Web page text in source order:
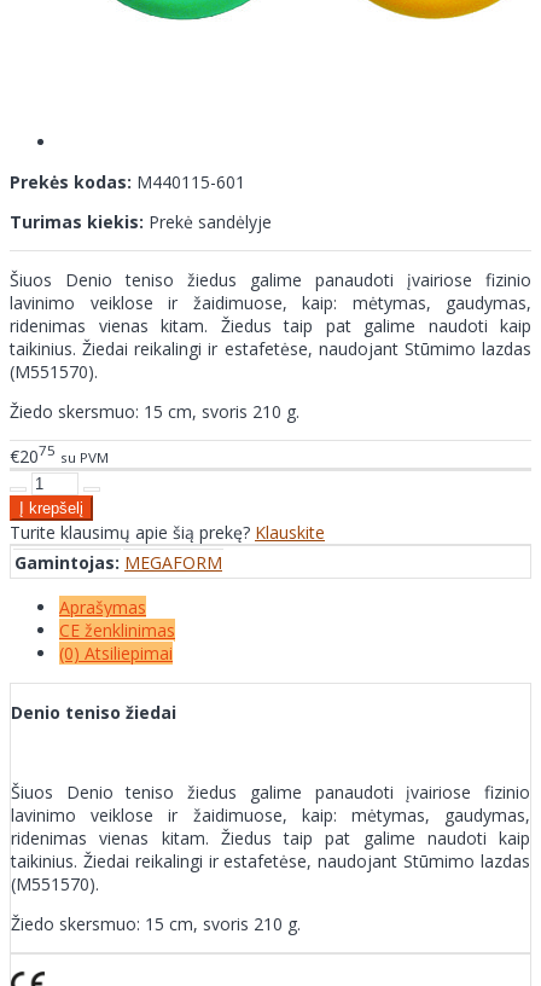
Prekės kodas: M440115-601
Turimas kiekis: Prekė sandėlyje
Šiuos Denio teniso žiedus galime panaudoti įvairiose fizinio
lavinimo veiklose ir žaidimuose, kaip: mėtymas, gaudymas,
ridenimas vienas kitam. Žiedus taip pat galime naudoti kaip
taikinius. Žiedai reikalingi ir estafetėse, naudojant Stūmimo lazdas
(M551570).
Žiedo skersmuo: 15 cm, svoris 210 g.
€2075 su PVM
Turite klausimų apie šią prekę? Klauskite
Gamintojas: MEGAFORM
Aprašymas
CE ženklinimas
(0) Atsiliepimai
Denio teniso žiedai
Šiuos Denio teniso žiedus galime panaudoti įvairiose fizinio
lavinimo veiklose ir žaidimuose, kaip: mėtymas, gaudymas,
ridenimas vienas kitam. Žiedus taip pat galime naudoti kaip
taikinius. Žiedai reikalingi ir estafetėse, naudojant Stūmimo lazdas
(M551570).
Žiedo skersmuo: 15 cm, svoris 210 g.